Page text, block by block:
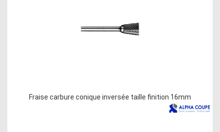
Fraise carbure conique inversée taille finition 16mm